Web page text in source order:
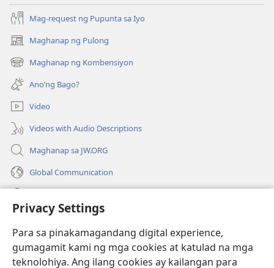
Privacy Settings
Para sa pinakamagandang digital experience,
gumagamit kami ng mga cookies at katulad na mga
teknolohiya. Ang ilang cookies ay kailangan para
Mag-request ng Pupunta sa Iyo
Maghanap ng Pulong
(may
bubukas
na
bagong
window)
Maghanap ng Kombensiyon
(may
bubukas
na
bagong
window)
Ano’ng Bago?
Video
Videos with Audio Descriptions
Maghanap sa JW.ORG
Global Communication
(may
na
bagong
Watchtower ONLINE LIBRARY™
(may